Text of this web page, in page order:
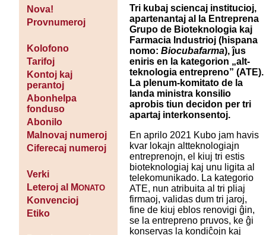
Nova!
Provnumeroj
Kolofono
Tarifoj
Kontoj kaj
perantoj
Abonhelpa
fonduso
Abonilo
Malnovaj numeroj
Ciferecaj numeroj
Verki
Leteroj al MONATO
Konvencioj
Etiko
Tri kubaj sciencaj institucioj,
apartenantaj al la Entreprena
Grupo de Bioteknologia kaj
Farmacia Industrioj (hispana
nomo:Biocubafarma), ĵus
eniris en la kategorion „alt-
teknologia entrepreno” (ATE).
La plenum-komitato de la
landa ministra konsilio
aprobis tiun decidon per tri
apartaj interkonsentoj.
En aprilo 2021 Kubo jam havis
kvar lokajn altteknologiajn
entreprenojn, el kiuj tri estis
bioteknologiaj kaj unu ligita al
telekomunikado. La kategorio
ATE, nun atribuita al tri pliaj
firmaoj, validas dum tri jaroj,
fine de kiuj eblos renovigi ĝin,
se la entrepreno pruvos, ke ĝi
konservas la kondiĉojn kaj